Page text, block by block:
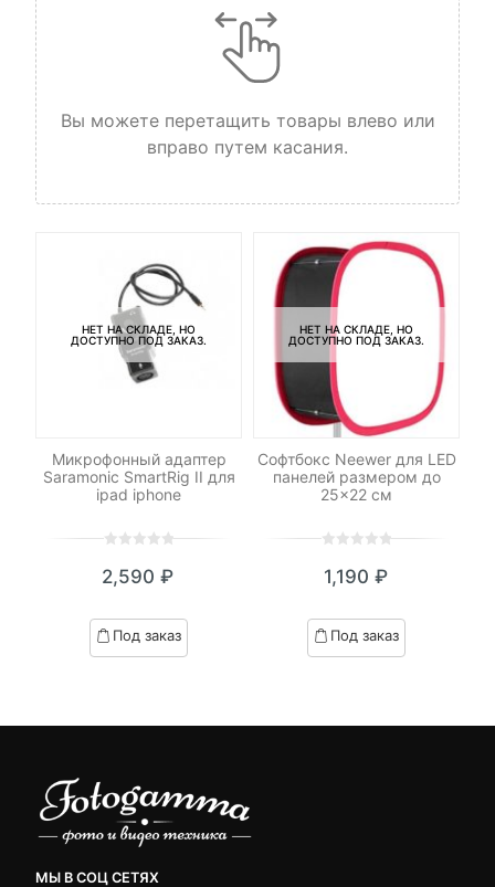
Вы можете перетащить товары влево или
вправо путем касания.
НЕТ НА СКЛАДЕ, НО
ДОСТУПНО ПОД ЗАКАЗ.
Микрофонный адаптер
Saramonic SmartRig II для
ipad iphone
out
based
on
2,590 ₽
Под заказ
НЕТ НА СКЛАДЕ, НО
ДОСТУПНО ПОД ЗАКАЗ.
Софтбокс Neewer для LED
панелей размером до
25×22 см
out
based
on
1,190 ₽
Под заказ
МЫ В СОЦ СЕТЯХ